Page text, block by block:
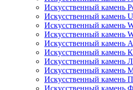
Искусственный камень
Искусственный камень
Искусственный камень
Искусственный камень
Искусственный камень
Искусственный камень
Искусственный камень
Искусственный камень
Искусственный камень
Искусственный камень